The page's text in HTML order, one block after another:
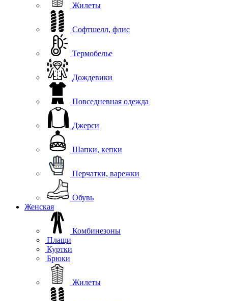
Жилеты
Софтшелл, флис
Термобелье
Дождевики
Повседневная одежда
Джерси
Шапки, кепки
Перчатки, варежки
Обувь
Женская
Комбинезоны
Плащи
Куртки
Брюки
Жилеты